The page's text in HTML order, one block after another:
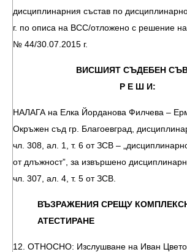
дисциплинарния състав по
г. по описа на ВСС/отложено с решение
№ 44/30.07.2015 г.
ВИСШИЯТ СЪДЕБЕН
Р Е Ш И:
НАЛАГА на Елка Йорданова Филчева –
Окръжен съд гр. Благоевград,
чл. 308, ал. 1, т. 6 от ЗСВ –
от длъжност”, за извършено
чл. 307, ал. 4, т. 5 от ЗСВ.
ВЪЗРАЖЕНИЯ СРЕЩУ
АТЕСТИРАНЕ
12. ОТНОСНО: Изслушване на Иван